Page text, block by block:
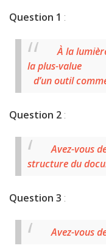
Question 1 :
À la
la plus-value
d’un outil
Question 2 :
Avez-vous
structure du
Question 3 :
Avez-vous